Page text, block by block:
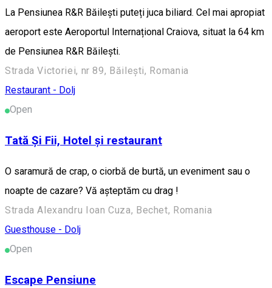
La Pensiunea R&R Băilești puteți juca biliard. Cel mai apropiat
aeroport este Aeroportul Internațional Craiova, situat la 64 km
de Pensiunea R&R Băilești.
Strada Victoriei, nr 89, Băilești, Romania
Restaurant - Dolj
Open
Tată Și Fii, Hotel și restaurant
O saramură de crap, o ciorbă de burtă, un eveniment sau o
noapte de cazare? Vă așteptăm cu drag !
Strada Alexandru Ioan Cuza, Bechet, Romania
Guesthouse - Dolj
Open
Escape Pensiune